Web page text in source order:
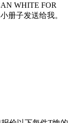
WHITE FOR
册子发送给我。